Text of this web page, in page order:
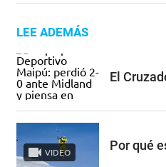
LEE ADEMÁS
El
VIDEO Por qué